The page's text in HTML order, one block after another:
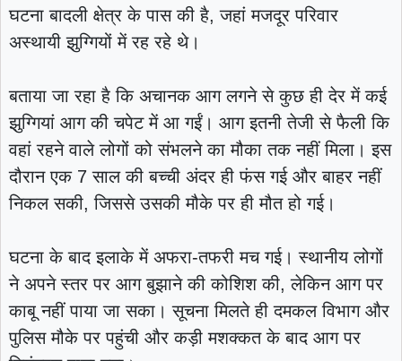
घटना बादली क्षेत्र के पास की है, जहां मजदूर परिवार
अस्थायी झुग्गियों में रह रहे थे।
बताया जा रहा है कि अचानक आग लगने से कुछ ही देर में कई
झुग्गियां आग की चपेट में आ गईं। आग इतनी तेजी से फैली कि
वहां रहने वाले लोगों को संभलने का मौका तक नहीं मिला। इस
दौरान एक 7 साल की बच्ची अंदर ही फंस गई और बाहर नहीं
निकल सकी, जिससे उसकी मौके पर ही मौत हो गई।
घटना के बाद इलाके में अफरा-तफरी मच गई। स्थानीय लोगों
ने अपने स्तर पर आग बुझाने की कोशिश की, लेकिन आग पर
काबू नहीं पाया जा सका। सूचना मिलते ही दमकल विभाग और
पुलिस मौके पर पहुंची और कड़ी मशक्कत के बाद आग पर